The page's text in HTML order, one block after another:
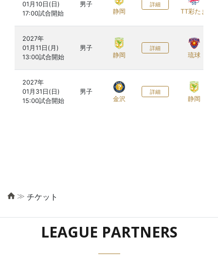
01月10日(日)
男子
静岡
詳細
TT彩たま
2027年
01月11日(月)
男子
静岡
詳細
琉球
2027年
01月31日(日)
男子
金沢
詳細
静岡
≫ チケット
LEAGUE PARTNERS